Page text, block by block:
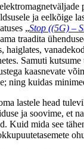
ja eelkõige
„Stop ((5G) –
traadita
haiglates,
Samuti
kaasnevate
ning kuidas
lastele head
ja soovime, et
Kuid mida see